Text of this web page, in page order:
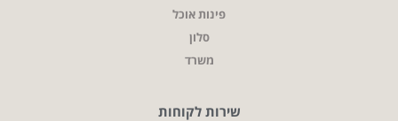
פינות אוכל
סלון
משרד
שירות לקוחות